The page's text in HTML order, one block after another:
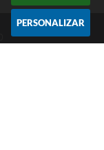
PERSONALIZAR